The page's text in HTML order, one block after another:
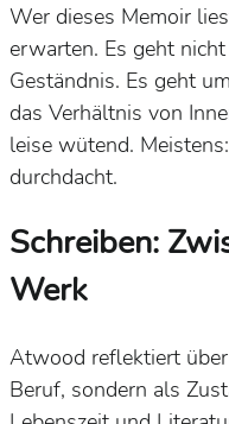
Wer dieses Memoir
erwarten. Es geht
Geständnis. Es geht
das Verhältnis von
leise wütend.
durchdacht.
Schreiben:
Werk
Atwood reflektiert
Beruf, sondern als